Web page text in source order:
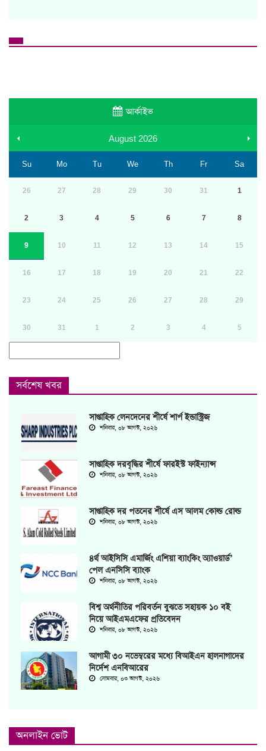
আর্কাইভ
August 2026
Su Mo Tu We Th Fr Sa
26 27 28 29 30 31 1
2 3 4 5 6 7 8
9 10 11 12 13 14 15
16 17 18 19 20 21 22
23 24 25 26 27 28 29
30 31 1 2 3 4 5
সর্বশেষ খবর
সাপ্তাহিক লেনদেনের শীর্ষে শার্প ইন্ডাস্ট্রিজ
শনিবার, ০৮ আগস্ট, ২০২৬
সাপ্তাহিক দরবৃদ্ধির শীর্ষে ফারইস্ট ফাইন্যান্স
শনিবার, ০৮ আগস্ট, ২০২৬
সাপ্তাহিক দর পতনের শীর্ষে এস আলম কোল্ড রোল্ড
শনিবার, ০৮ আগস্ট, ২০২৬
৪র্থ আইসিসি এমার্জিং এশিয়া ব্যাংকিং অ্যাওয়ার্ড’
পেল এনসিসি ব্যাংক
শনিবার, ০৮ আগস্ট, ২০২৬
বিশ্ব অর্থনীতির পরিবর্তন বুঝতে সহায়ক ১০ বই
নিয়ে আইএমএফের প্রতিবেদন
শনিবার, ০৮ আগস্ট, ২০২৬
আগামী ৩০ নভেম্বরের মধ্যে বিআইএন হালনাগাদের
নির্দেশ এনবিআরের
সোমবার, ০৩ আগস্ট, ২০২৬
অনলাইন ভোট